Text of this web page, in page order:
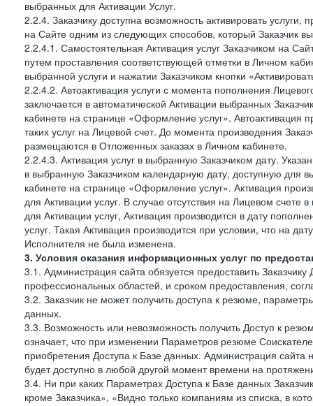
выбранных для Активации Услуг.
2.2.4. Заказчику доступна возможность активировать
на Сайте одним из следующих способов, который Заказчик
2.2.4.1. Самостоятельная Активация услуг Заказчиком на
путем проставления соответствующей отметки в Личном
выбранной услуги и нажатии Заказчиком кнопки
2.2.4.2. Автоактивация услуги с момента пополнения
заключается в автоматической Активации выбранных
кабинете на странице «Оформление услуг». Автоактивация
таких услуг на Лицевой счет. До момента произведения
размещаются в Отложенных заказах в Личном кабинете.
2.2.4.3. Активация услуг в выбранную Заказчиком дату.
в выбранную Заказчиком календарную дату, доступную для
кабинете на странице «Оформление услуг». Активация
для Активации услуг. В случае отсутствия на Лицевом
для Активации услуг, Активация производится в дату
услуг. Такая Активация производится при условии, что на
Исполнителя не была изменена.
3. Условия оказания информационных услуг по
3.1. Администрация сайта обязуется предоставить
профессиональных областей, и сроком предоставления,
3.2. Заказчик не может получить доступа к резюме,
данных.
3.3. Возможность или невозможность получить Доступ к
означает, что при изменении Параметров резюме
приобретения Доступа к Базе данных. Администрация
будет доступно в любой другой момент времени на
3.4. Ни при каких Параметрах Доступа к Базе данных
кроме Заказчика», «Видно только компаниям из списка, в